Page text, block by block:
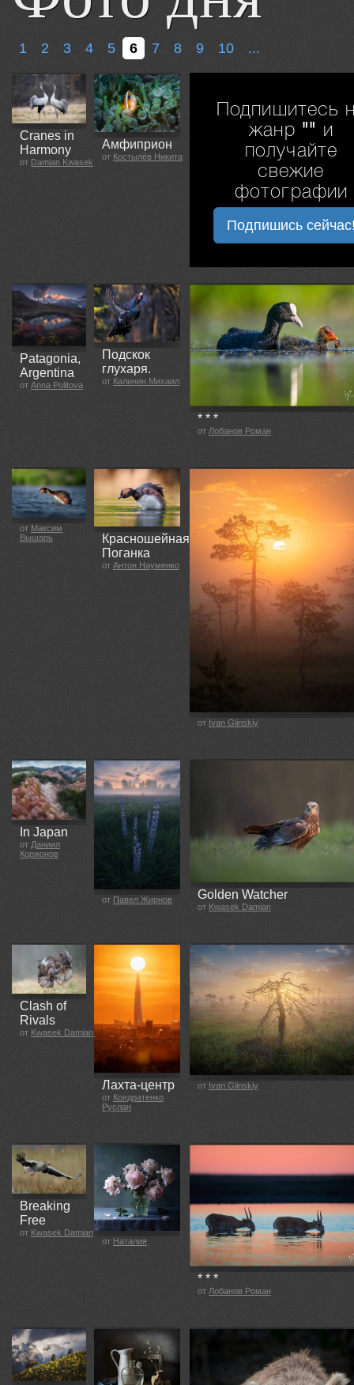
1 2 3 4 5 6 7 8 9 10 ...
Cranes in
Harmony
от Damian Kwasek
Амфиприон
от Костылёв Никита
Подпишитесь
жанр "" и
получайте
свежие
фотографии
Подпишись
Patagonia,
Argentina
от Anna Politova
Подскок
глухаря.
от Калинин Михаил
* * *
от Лобанов Роман
от Максим
Вышарь
Красношейная
Поганка
от Антон Науменко
от Ivan Glinskiy
In Japan
от Даниил
Коржонов
от Павел Жирнов Golden Watcher
от Kwasek Damian
Clash of
Rivals
от Kwasek Damian
Лахта-центр
от Кондратенко
Руслан
от Ivan Glinskiy
Breaking
Free
от Kwasek Damian
от Наталия
* * *
от Лобанов Роман